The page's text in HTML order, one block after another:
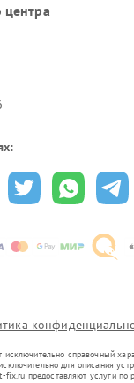
центра
справочный
для описания
предоставляют услуги по